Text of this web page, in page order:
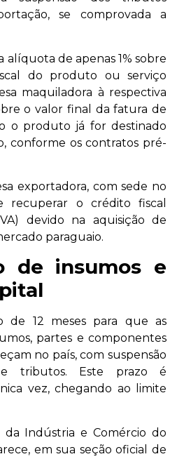
se comprovada a
alíquota de apenas 1% sobre
do produto ou serviço
maquiladora à respectiva
o valor final da fatura de
o produto já for destinado
conforme os contratos pré-
exportadora, com sede no
recuperar o crédito fiscal
devido na aquisição de
paraguaio.
de insumos e
de 12 meses para que as
partes e componentes
no país, com suspensão
tributos. Este prazo é
vez, chegando ao limite
da Indústria e Comércio do
em sua seção oficial de